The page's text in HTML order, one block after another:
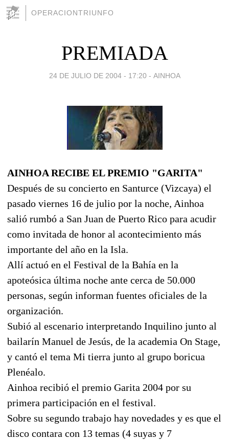
OPERACIONTRIUNFO
PREMIADA
24 DE JULIO DE 2004 - 17:20 - AINHOA
AINHOA RECIBE EL PREMIO "GARITA"
Después de su concierto en Santurce (Vizcaya) el
pasado viernes 16 de julio por la noche, Ainhoa
salió rumbó a San Juan de Puerto Rico para acudir
como invitada de honor al acontecimiento más
importante del año en la Isla.
Allí actuó en el Festival de la Bahía en la
apoteósica última noche ante cerca de 50.000
personas, según informan fuentes oficiales de la
organización.
Subió al escenario interpretando Inquilino junto al
bailarín Manuel de Jesús, de la academia On Stage,
y cantó el tema Mi tierra junto al grupo boricua
Plenéalo.
Ainhoa recibió el premio Garita 2004 por su
primera participación en el festival.
Sobre su segundo trabajo hay novedades y es que el
disco contara con 13 temas (4 suyas y 7